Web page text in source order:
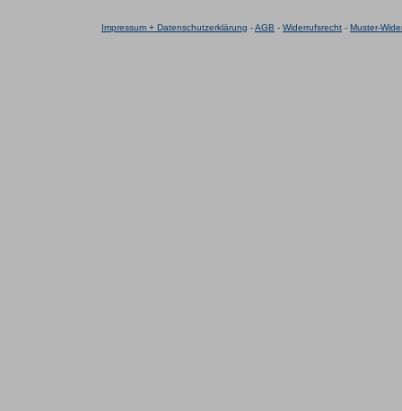
Impressum + Datenschutzerklärung -AGB - Widerrufsrecht - Muster-